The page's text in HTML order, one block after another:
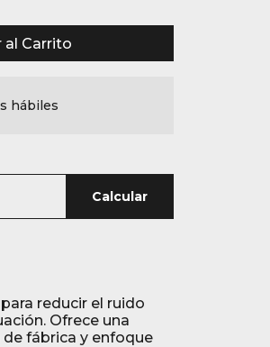
al Carrito
hábiles
Calcular
reducir el ruido
Ofrece una
fábrica y enfoque